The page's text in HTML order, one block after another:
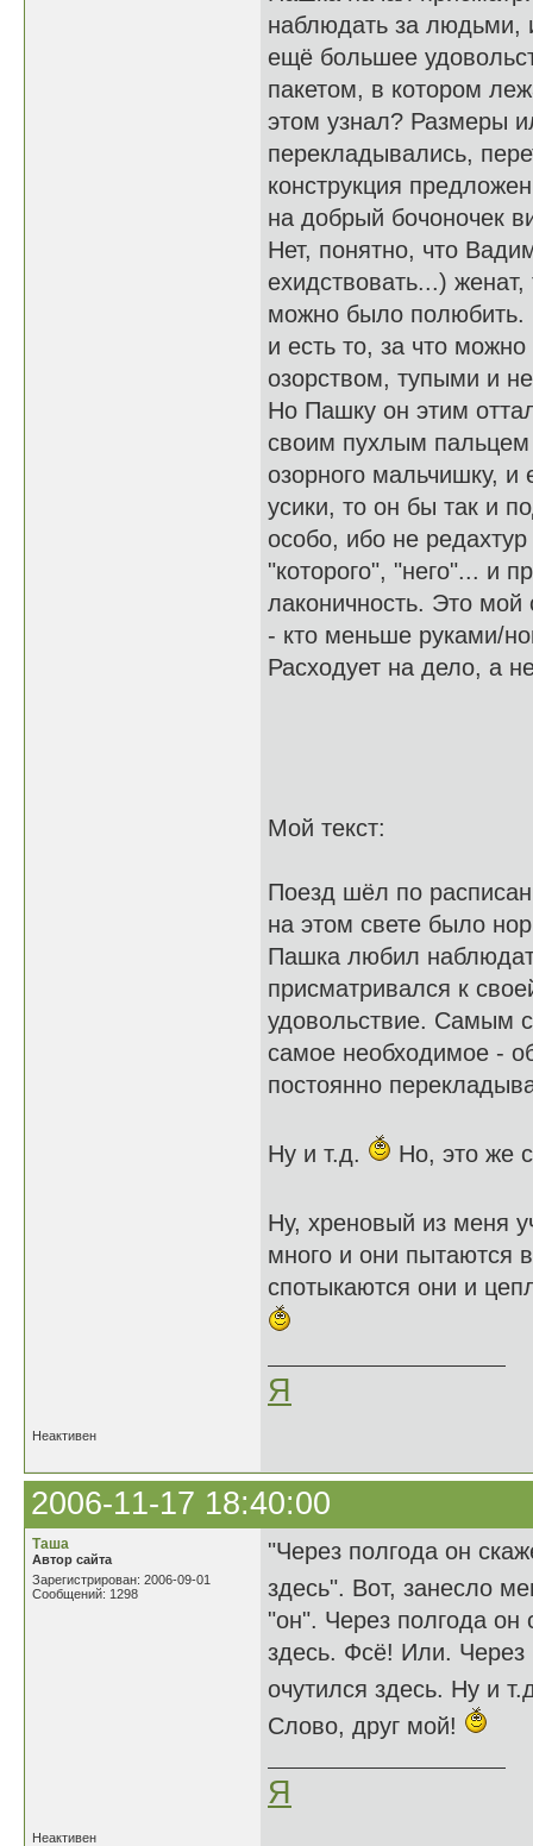
наблюдать за людьми,
ещё большее
пакетом, в котором
этом узнал? Размеры
перекладывались,
конструкция
на добрый бочоночек
Нет, понятно, что
ехидствовать...)
можно было полюбить.
и есть то, за что
озорством, тупыми и
Но Пашку он этим
своим пухлым пальцем
озорного мальчишку, и
усики, то он бы так и
особо, ибо не
"которого", "него"... и
лаконичность. Это мой
- кто меньше руками/
Расходует на дело, а
Мой текст:
Поезд шёл по
на этом свете было
Пашка любил
присматривался к
удовольствие. Самым
самое необходимое -
постоянно
Ну и т.д. Но, это же
Ну, хреновый из меня
много и они пытаются
спотыкаются они и
Я
Неактивен
2006-11-17 18:40:00
Таша
Автор сайта
Зарегистрирован: 2006-09-01
Сообщений: 1298
"Через полгода он
здесь". Вот, занесло
"он". Через полгода он
здесь. Фсё! Или. Через
очутился здесь. Ну и
Слово, друг мой!
Я
Неактивен